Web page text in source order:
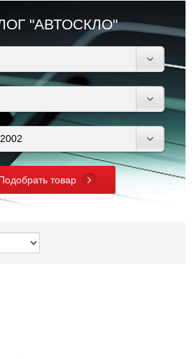
"АВТОСКЛО"
товар